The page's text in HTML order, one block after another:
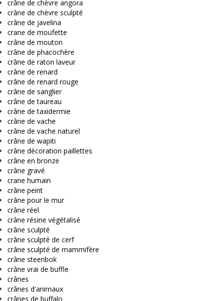
crâne de chèvre angora
crâne de chèvre sculpté
crâne de javelina
crane de moufette
crâne de mouton
crâne de phacochère
crâne de raton laveur
crâne de renard
crâne de renard rouge
crâne de sanglier
crâne de taureau
crâne de taxidermie
crâne de vache
crâne de vache naturel
crâne de wapiti
crâne décoration paillettes
crâne en bronze
crâne gravé
crane humain
crâne peint
crâne pour le mur
crâne réel
crâne résine végétalisé
crâne sculpté
crâne sculpté de cerf
crâne sculpté de mammifère
crâne steenbok
crâne vrai de buffle
crânes
crânes d'animaux
crânes de buffalo